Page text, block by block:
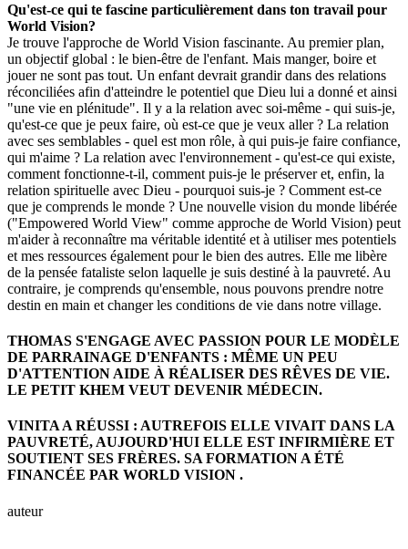
Qu'est-ce qui te fascine particulièrement dans ton travail pour
World Vision?
Je trouve l'approche de World Vision fascinante. Au premier plan,
un objectif global : le bien-être de l'enfant. Mais manger, boire et
jouer ne sont pas tout. Un enfant devrait grandir dans des relations
réconciliées afin d'atteindre le potentiel que Dieu lui a donné et ainsi
"une vie en plénitude". Il y a la relation avec soi-même - qui suis-je,
qu'est-ce que je peux faire, où est-ce que je veux aller ? La relation
avec ses semblables - quel est mon rôle, à qui puis-je faire confiance,
qui m'aime ? La relation avec l'environnement - qu'est-ce qui existe,
comment fonctionne-t-il, comment puis-je le préserver et, enfin, la
relation spirituelle avec Dieu - pourquoi suis-je ? Comment est-ce
que je comprends le monde ? Une nouvelle vision du monde libérée
("Empowered World View" comme approche de World Vision) peut
m'aider à reconnaître ma véritable identité et à utiliser mes potentiels
et mes ressources également pour le bien des autres. Elle me libère
de la pensée fataliste selon laquelle je suis destiné à la pauvreté. Au
contraire, je comprends qu'ensemble, nous pouvons prendre notre
destin en main et changer les conditions de vie dans notre village.
THOMAS S'ENGAGE AVEC PASSION POUR LE MODÈLE
DE PARRAINAGE D'ENFANTS : MÊME UN PEU
D'ATTENTION AIDE À RÉALISER DES RÊVES DE VIE.
LE PETIT KHEM VEUT DEVENIR MÉDECIN.
VINITA A RÉUSSI : AUTREFOIS ELLE VIVAIT DANS LA
PAUVRETÉ, AUJOURD'HUI ELLE EST INFIRMIÈRE ET
SOUTIENT SES FRÈRES. SA FORMATION A ÉTÉ
FINANCÉE PAR WORLD VISION .
auteur